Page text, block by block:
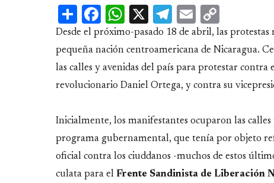
ShareFacebook
WhatsApp
X Telegram
Email
Link
Desde el próximo-pasado 18 de abril, las
pequeña nación centroamericana de Nicaragua.
las calles y avenidas del país para protestar
revolucionario Daniel Ortega, y contra su
Inicialmente, los manifestantes ocuparon las
programa gubernamental, que tenía por objeto
oficial contra los ciuddanos -muchos de estos
culata para el Frente Sandinista de Liberación